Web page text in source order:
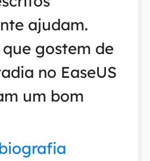
ajudam.
que gostem de
no EaseUS
um bom